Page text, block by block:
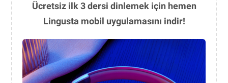
Ücretsiz ilk 3 dersi dinlemek için hemen
Lingusta mobil uygulamasını indir!